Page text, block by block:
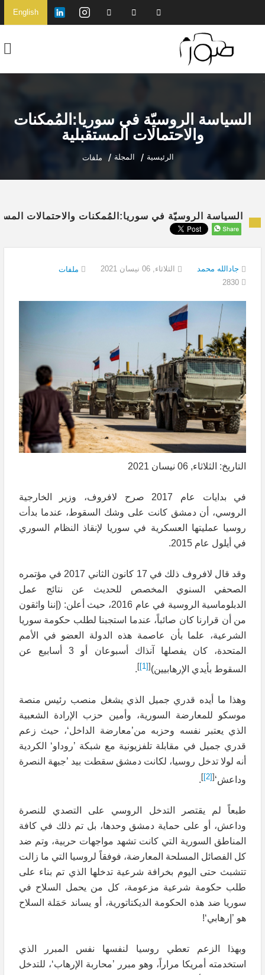
English
السياسة الروسيّة في سوريا:المُمكنات
والاحتمالات المستقبلية
الرئيسية المجلة ملفات
السياسة الروسيّة في سوريا:المُمكنات والاحتمالات
جادالله محمد الثلاثاء, 06 نيسان 2021
ملفات
التاريخ: الثلاثاء, 06 نيسان 2021
في بدايات عام 2017 صرح لافروف، وزير الخارجية
الروسي، أن دمشق كانت على وشك السقوط، عندما بدأت
روسيا عمليتها العسكرية في سوريا لإنقاذ النظام السوري
في أيلول عام 2015.
وقد قال لافروف ذلك في 17 كانون الثاني 2017 في مؤتمره
الصحفي السنوي المخصص للحديث عن نتائج عمل
الدبلوماسية الروسية في عام 2016، حيث أعلن: (إننا واثقون
من أن قرارنا كان صائباً، عندما استجبنا لطلب حكومة سوريا
الشرعية، علما بأن عاصمة هذه الدولة العضو في الأمم
المتحدة، كان يفصلها آنذاك أسبوعان أو 3 أسابيع عن
السقوط بأيدي الإرهابيين) [
[1]
]
.
وهذا ما أيده قدري جميل الذي يشغل منصب رئيس منصة
موسكو للمعارضة السورية، وأمين حزب الإرادة الشعبية
الذي يعتبر نفسه وحزبه من’معارضة الداخل‘، حيث زعم
قدري جميل في مقابلة تلفزيونية مع شبكة ’روداو‘ الكردية
أنه لولا تدخل روسيا، لكانت دمشق سقطت بيد ’جبهة النصرة
وداعش‘ [
[2]
]
.
طبعاً لم يقتصر التدخل الروسي على التصدي للنصرة
وداعش، أو على حماية دمشق وحدها، بل تم ذلك في كافة
المناطق السورية التي كانت تشهد مواجهات حربية، وتم ضد
كل الفصائل المسلحة المعارضة، فوفقاً لروسيا التي ما زالت
تتشبث حتى اليوم بخرافة شرعية تدخلها الذي تم بناء على
طلب حكومة شرعية مزعومة، كل من يحمل السلاح في
سوريا ضد هذه الحكومة الديكتاتورية، أو يساند حَمَلة السلاح
هو ’إرهابي‘!
وبهذا الزعم تعطي روسيا لنفسها نفس المبرر الذي
استخدمته أمريكا مراراً، وهو مبرر ’محاربة الإرهاب‘، للتدخل